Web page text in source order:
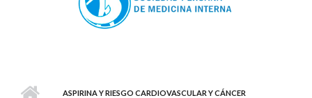
ASPIRINA Y RIESGO CARDIOVASCULAR Y CÁNCER